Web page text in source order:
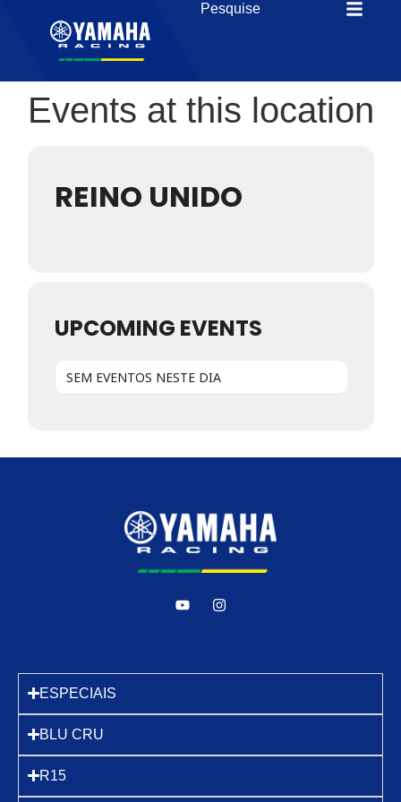
Events at this location
REINO UNIDO
UPCOMING EVENTS
SEM EVENTOS NESTE DIA
ESPECIAIS
BLU CRU
R15